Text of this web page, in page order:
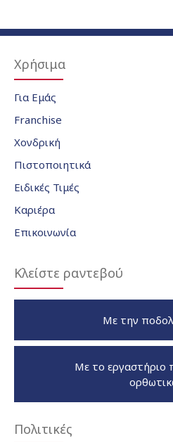
Χρήσιμα
Για Εμάς
Franchise
Χονδρική
Πιστοποιητικά
Ειδικές Τιμές
Καριέρα
Επικοινωνία
Κλείστε ραντεβού
Με την
Με το εργαστήριο
Πολιτικές